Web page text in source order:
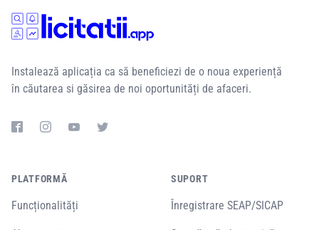
Instalează aplicația ca să beneficiezi de o noua experiență
în căutarea si găsirea de noi oportunități de afaceri.
PLATFORMĂ
Funcționalități
SUPORT
Înregistrare SEAP/SICAP